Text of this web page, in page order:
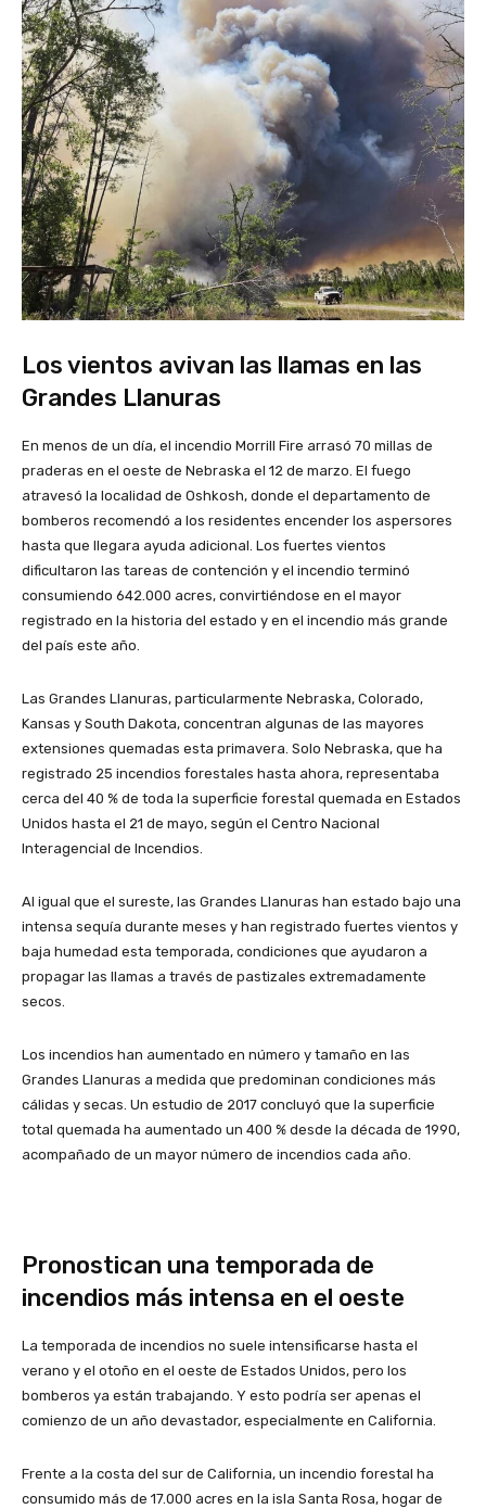
Los vientos avivan las llamas en las
Grandes Llanuras
En menos de un día, el incendio Morrill Fire arrasó 70 millas de
praderas en el oeste de Nebraska el 12 de marzo. El fuego
atravesó la localidad de Oshkosh, donde el departamento de
bomberos recomendó a los residentes encender los aspersores
hasta que llegara ayuda adicional. Los fuertes vientos
dificultaron las tareas de contención y el incendio terminó
consumiendo 642.000 acres, convirtiéndose en el mayor
registrado en la historia del estado y en el incendio más grande
del país este año.
Las Grandes Llanuras, particularmente Nebraska, Colorado,
Kansas y South Dakota, concentran algunas de las mayores
extensiones quemadas esta primavera. Solo Nebraska, que ha
registrado 25 incendios forestales hasta ahora, representaba
cerca del 40 % de toda la superficie forestal quemada en Estados
Unidos hasta el 21 de mayo, según el Centro Nacional
Interagencial de Incendios.
Al igual que el sureste, las Grandes Llanuras han estado bajo una
intensa sequía durante meses y han registrado fuertes vientos y
baja humedad esta temporada, condiciones que ayudaron a
propagar las llamas a través de pastizales extremadamente
secos.
Los incendios han aumentado en número y tamaño en las
Grandes Llanuras a medida que predominan condiciones más
cálidas y secas. Un estudio de 2017 concluyó que la superficie
total quemada ha aumentado un 400 % desde la década de 1990,
acompañado de un mayor número de incendios cada año.
Pronostican una temporada de
incendios más intensa en el oeste
La temporada de incendios no suele intensificarse hasta el
verano y el otoño en el oeste de Estados Unidos, pero los
bomberos ya están trabajando. Y esto podría ser apenas el
comienzo de un año devastador, especialmente en California.
Frente a la costa del sur de California, un incendio forestal ha
consumido más de 17.000 acres en la isla Santa Rosa, hogar de